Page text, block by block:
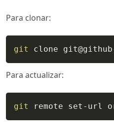
Para clonar:
git clone
Para actualizar:
git remote set-url